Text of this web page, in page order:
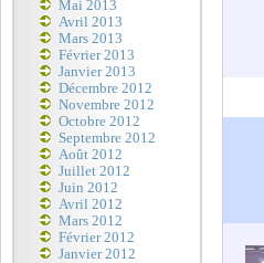
Mai 2013
Avril 2013
Mars 2013
Février 2013
Janvier 2013
Décembre 2012
Novembre 2012
Octobre 2012
Septembre 2012
Août 2012
Juillet 2012
Juin 2012
Avril 2012
Mars 2012
Février 2012
Janvier 2012